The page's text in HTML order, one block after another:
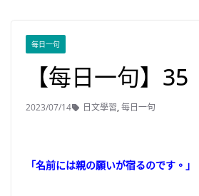
每日一句
【每日一句】35
2023/07/14 日文學習,每日一句
「名前には親の願いが宿るのです。」